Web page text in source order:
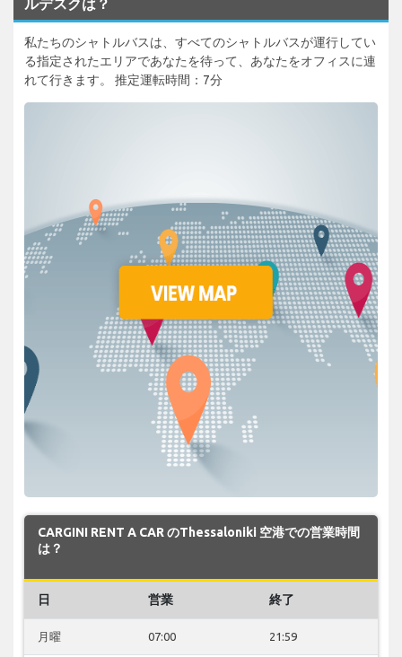
私たちのシャトルバスは、すべてのシャトルバスが運行してい
る指定されたエリアであなたを待って、あなたをオフィスに連
れて行きます。 推定運転時間：7分
CARGINI RENT A CAR のThessaloniki 空港での営業時間
は？
日 営業 終了
月曜 07:00 21:59